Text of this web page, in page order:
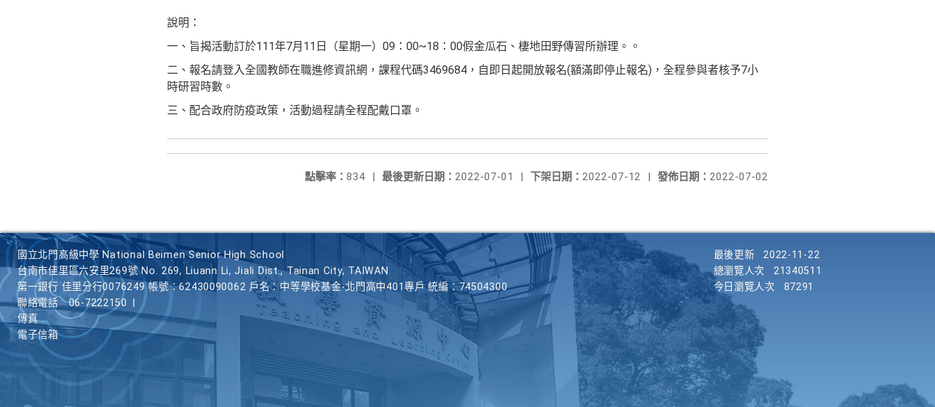
說明：
一、旨揭活動訂於111年7月11日（星期一）09：00~18：00假金瓜石、棲地田野傳習所辦理。。
二、報名請登入全國教師在職進修資訊網，課程代碼3469684，自即日起開放報名(額滿即停止報名)，全程參與者核予7小
時研習時數。
三、配合政府防疫政策，活動過程請全程配戴口罩。
發佈日期： 2022-07-02
下架日期： 2022-07-12 |
最後更新日期： 2022-07-01 |
點擊率： 834 |
國立北門高級中學 National Beimen Senior High School
台南市佳里區六安里269號 No. 269, Liuann Li, Jiali Dist., Tainan City, TAIWAN
第一銀行 佳里分行0076249 帳號：62430090062 戶名：中等學校基金-北門高中401專戶 統編：74504300
聯絡電話
06-7222150
傳真
電子信箱
最後更新
2022-11-22
總瀏覽人次
21340511
今日瀏覽人次
87291